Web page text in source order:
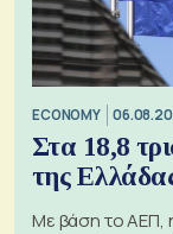
ECONOMY
Στα 18,8
της
Με βάση το ΑΕΠ,